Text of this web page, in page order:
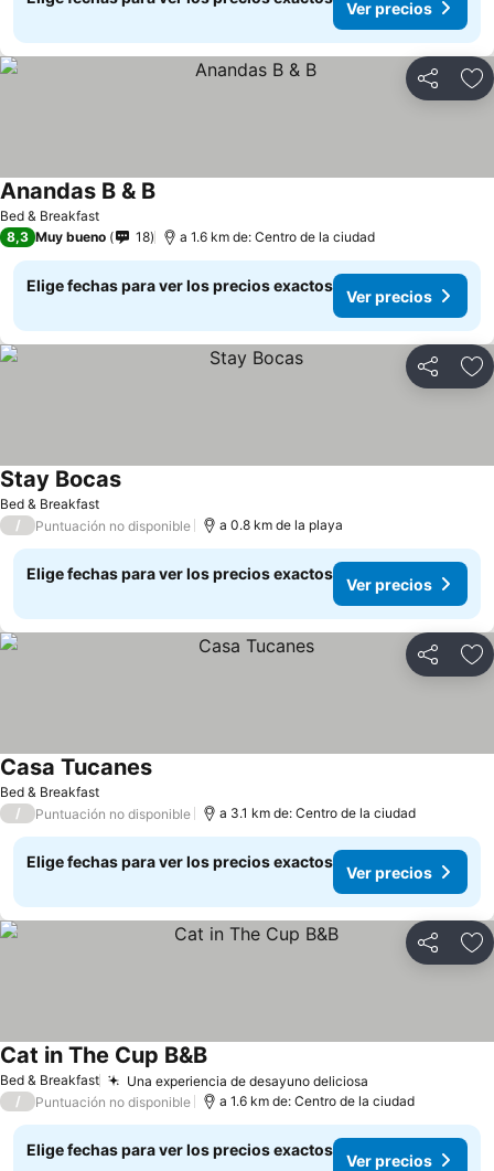
Ver precios
Compartir
Bed & Breakfast
Anandas B & BVer precios
8,3 Muy bueno 18 a 1.6 km de: Centro de la ciudad
Elige fechas para ver los precios exactos
Ver precios
Compartir
Bed & Breakfast
Stay BocasVer precios
/ Puntuación no disponible a 0.8 km de la playa
Elige fechas para ver los precios exactos
Ver precios
Compartir
Bed & Breakfast
Casa TucanesVer precios
/ Puntuación no disponible a 3.1 km de: Centro de la ciudad
Elige fechas para ver los precios exactos
Ver precios
Compartir
Bed & Breakfast Una experiencia de desayuno deliciosa
Cat in The Cup B&BVer precios
/ Puntuación no disponible a 1.6 km de: Centro de la ciudad
Elige fechas para ver los precios exactos
Ver precios